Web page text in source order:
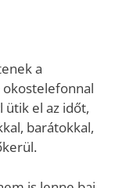
a
ütik el az időt,
barátokkal,